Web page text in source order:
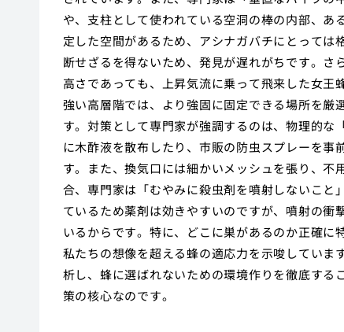
や、支柱として使われている空洞の棒の内部、
定した空間があるため、アシナガバチにとって
断せざるを得ないため、発見が遅れがちです。
高さであっても、上昇気流に乗って飛来した女
強い高層階では、より強固に固定できる場所を
す。対策として専門家が強調するのは、物理的
に木酢液を散布したり、市販の防虫スプレーを
す。また、換気口には細かいメッシュを張り、
合、専門家は「むやみに殺虫剤を噴射しないこ
ているため薬剤は効きやすいのですが、噴射の
いるからです。特に、どこに巣があるのか正確に
私たちの想像を超える蜂の適応力を示唆してい
析し、蜂に選ばれないための環境作りを徹底す
策の核心なのです。